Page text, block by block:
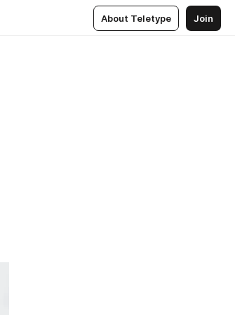
About Teletype Join